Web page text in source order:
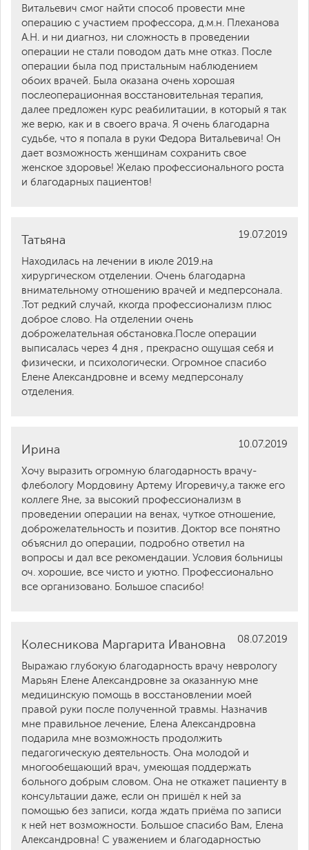
Витальевич смог найти способ провести мне
операцию с участием профессора, д.м.н. Плеханова
А.Н. и ни диагноз, ни сложность в проведении
операции не стали поводом дать мне отказ. После
операции была под пристальным наблюдением
обоих врачей. Была оказана очень хорошая
послеоперационная восстановительная терапия,
далее предложен курс реабилитации, в который я так
же верю, как и в своего врача. Я очень благодарна
судьбе, что я попала в руки Федора Витальевича! Он
дает возможность женщинам сохранить свое
женское здоровье! Желаю профессионального роста
и благодарных пациентов!
19.07.2019
Татьяна
Находилась на лечении в июле 2019.на
хирургическом отделении. Очень благодарна
внимательному отношению врачей и медперсонала.
.Тот редкий случай, ккогда профессионализм плюс
доброе слово. На отделении очень
доброжелательная обстановка.После операции
выписалась через 4 дня , прекрасно ощущая себя и
физически, и психологически. Огромное спасибо
Елене Александровне и всему медперсоналу
отделения.
10.07.2019
Ирина
Хочу выразить огромную благодарность врачу-
флебологу Мордовину Артему Игоревичу,а также его
коллеге Яне, за высокий профессионализм в
проведении операции на венах, чуткое отношение,
доброжелательность и позитив. Доктор все понятно
объяснил до операции, подробно ответил на
вопросы и дал все рекомендации. Условия больницы
оч. хорошие, все чисто и уютно. Профессионально
все организовано. Большое спасибо!
08.07.2019
Колесникова Маргарита Ивановна
Выражаю глубокую благодарность врачу неврологу
Марьян Елене Александровне за оказанную мне
медицинскую помощь в восстановлении моей
правой руки после полученной травмы. Назначив
мне правильное лечение, Елена Александровна
подарила мне возможность продолжить
педагогическую деятельность. Она молодой и
многообещающий врач, умеющая поддержать
больного добрым словом. Она не откажет пациенту в
консультации даже, если он пришёл к ней за
помощью без записи, когда ждать приёма по записи
к ней нет возможности. Большое спасибо Вам, Елена
Александровна! С уважением и благодарностью